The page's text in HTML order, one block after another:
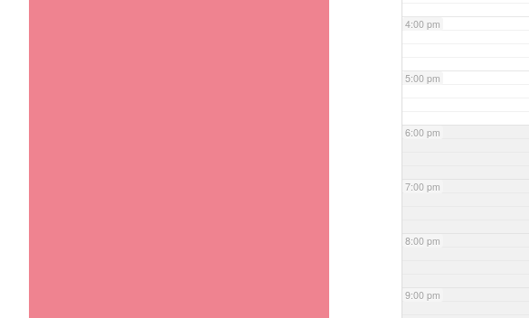
4:00 pm
5:00 pm
6:00 pm
7:00 pm
8:00 pm
9:00 pm